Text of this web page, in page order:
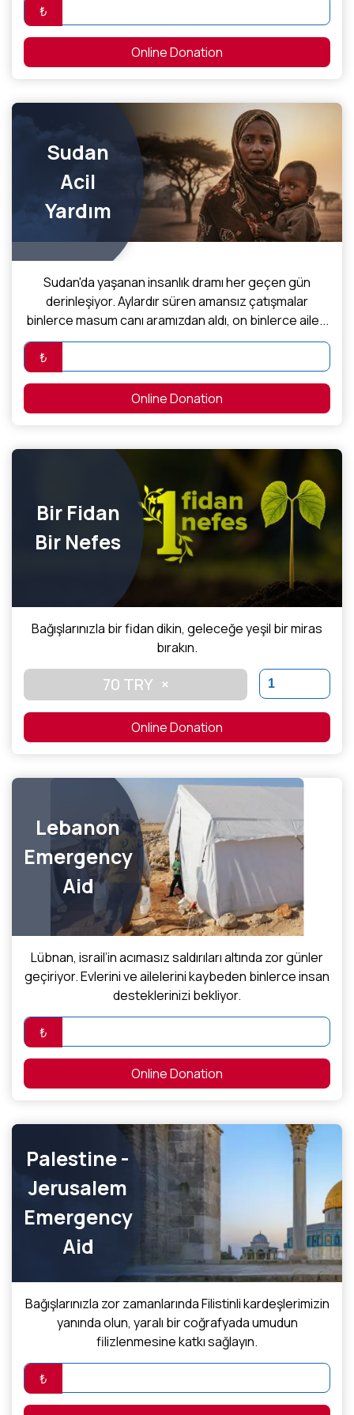
₺
Online Donation
Sudan
Acil
Yardım
Sudan'da yaşanan insanlık dramı her geçen gün
derinleşiyor. Aylardır süren amansız çatışmalar
binlerce masum canı aramızdan aldı, on binlerce aile...
₺
Online Donation
Bir Fidan
Bir Nefes
Bağışlarınızla bir fidan dikin, geleceğe yeşil bir miras
bırakın.
70 TRY ×
Online Donation
Lebanon
Emergency
Aid
Lübnan, israil’in acımasız saldırıları altında zor günler
geçiriyor. Evlerini ve ailelerini kaybeden binlerce insan
desteklerinizi bekliyor.
₺
Online Donation
Palestine -
Jerusalem
Emergency
Aid
Bağışlarınızla zor zamanlarında Filistinli kardeşlerimizin
yanında olun, yaralı bir coğrafyada umudun
filizlenmesine katkı sağlayın.
₺